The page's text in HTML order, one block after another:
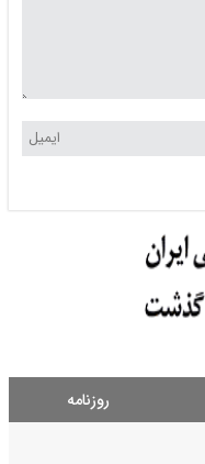
روزنامه